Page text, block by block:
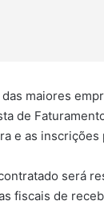
maiores
de
e as
será
fiscais de